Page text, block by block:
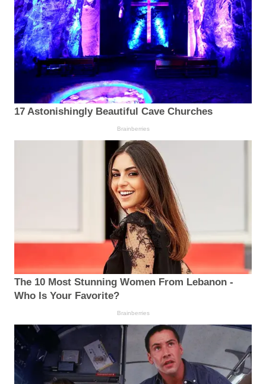
17 Astonishingly Beautiful Cave Churches
Brainberries
The 10 Most Stunning Women From Lebanon -
Who Is Your Favorite?
Brainberries